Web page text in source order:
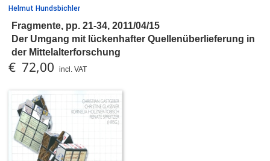
Helmut Hundsbichler
Fragmente, pp. 21-34, 2011/04/15
Der Umgang mit lückenhafter Quellenüberlieferung in
der Mittelalterforschung
€ 72,00 incl. VAT